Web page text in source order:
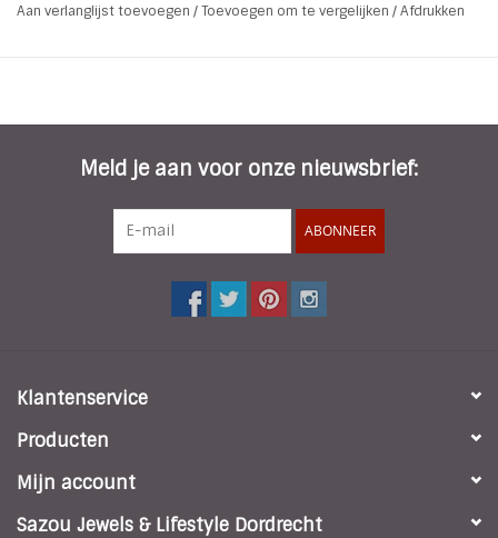
* Polsmaat: 16 a 17 cm
* Materialen: Natuursteen Agaat | Facet kralen | Hematiet
Aan verlanglijst toevoegen /Toevoegen om te vergelijken /Afdrukken
Meld je aan voor onze nieuwsbrief:
ABONNEER
Klantenservice
Producten
Mijn account
Sazou Jewels & Lifestyle Dordrecht